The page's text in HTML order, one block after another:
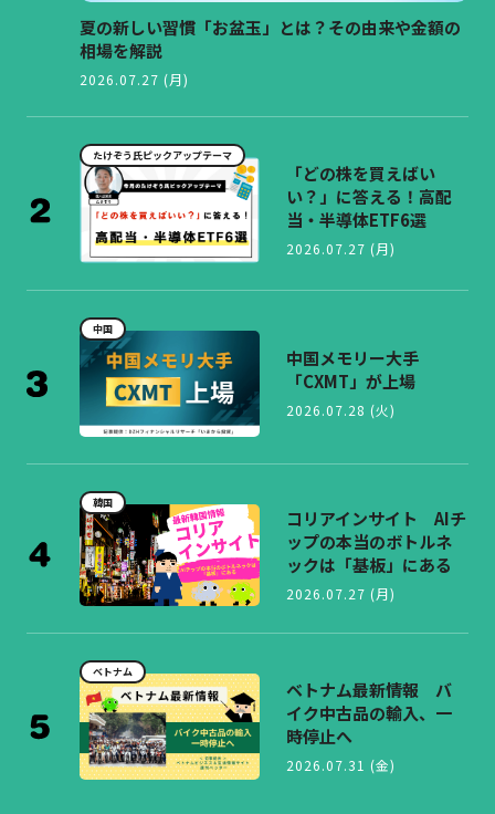
夏の新しい習慣「お盆玉」とは？その由来や金額の
相場を解説
2026.07.27 (月)
たけぞう氏ピックアップテーマ
「どの株を買えばい
い？」に答える！高配
当・半導体ETF6選
2026.07.27 (月)
中国
中国メモリー大手
「CXMT」が上場
2026.07.28 (火)
韓国
コリアインサイト AIチ
ップの本当のボトルネ
ックは「基板」にある
2026.07.27 (月)
ベトナム
ベトナム最新情報 バ
イク中古品の輸入、一
時停止へ
2026.07.31 (金)